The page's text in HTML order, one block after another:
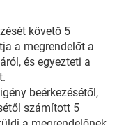
követő 5
a megrendelőt a
és egyezteti a
beérkezésétől,
számított 5